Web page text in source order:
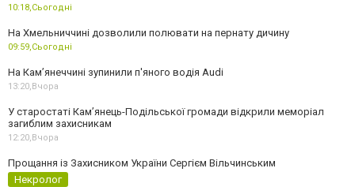
10:18,Сьогодні
На Хмельниччині дозволили полювати на пернату дичину
09:59,Сьогодні
На Камʼянеччині зупинили п'яного водія Audi
13:20,Вчора
У старостаті Кам’янець-Подільської громади відкрили меморіал
загиблим захисникам
12:20,Вчора
Прощання із Захисником України Сергієм Вільчинським
Некролог